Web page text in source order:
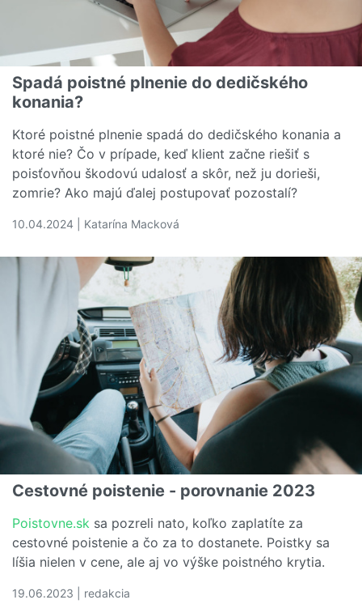
Spadá poistné plnenie do dedičského
konania?
Ktoré poistné plnenie spadá do dedičského konania a
ktoré nie? Čo v prípade, keď klient začne riešiť s
poisťovňou škodovú udalosť a skôr, než ju dorieši,
zomrie? Ako majú ďalej postupovať pozostalí?
10.04.2024 | Katarína Macková
Cestovné poistenie - porovnanie 2023
Poistovne.sk sa pozreli nato, koľko zaplatíte za
cestovné poistenie a čo za to dostanete. Poistky sa
líšia nielen v cene, ale aj vo výške poistného krytia.
19.06.2023 | redakcia